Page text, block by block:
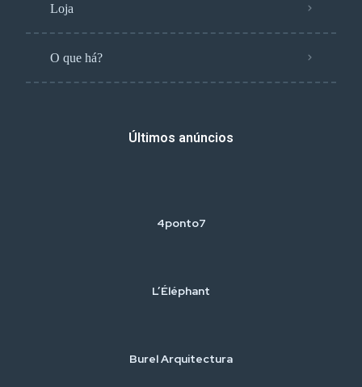
Loja
O que há?
Últimos anúncios
4ponto7
L’Éléphant
Burel Arquitectura